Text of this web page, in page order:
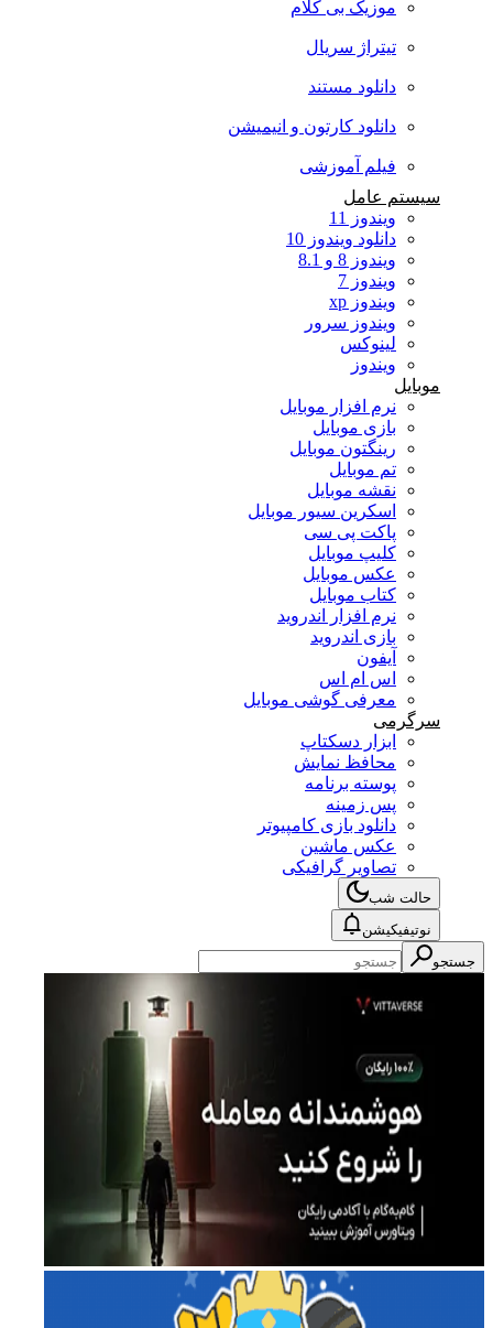
موزیک بی کلام
تیتراژ سریال
دانلود مستند
دانلود کارتون و انیمیشن
فیلم آموزشی
سیستم عامل
ویندوز 11
دانلود ویندوز 10
ویندوز 8 و 8.1
ویندوز 7
ویندوز xp
ویندوز سرور
لینوکس
ویندوز
موبایل
نرم افزار موبایل
بازی موبایل
رینگتون موبایل
تم موبایل
نقشه موبایل
اسکرین سیور موبایل
پاکت پی سی
کلیپ موبایل
عکس موبایل
کتاب موبایل
نرم افزار اندروید
بازی اندروید
آیفون
اس ام اس
معرفی گوشی موبایل
سرگرمی
ابزار دسکتاپ
محافظ نمایش
پوسته برنامه
پس زمینه
دانلود بازی کامپیوتر
عکس ماشین
تصاویر گرافیکی
حالت شب
نوتیفیکیشن
جستجو